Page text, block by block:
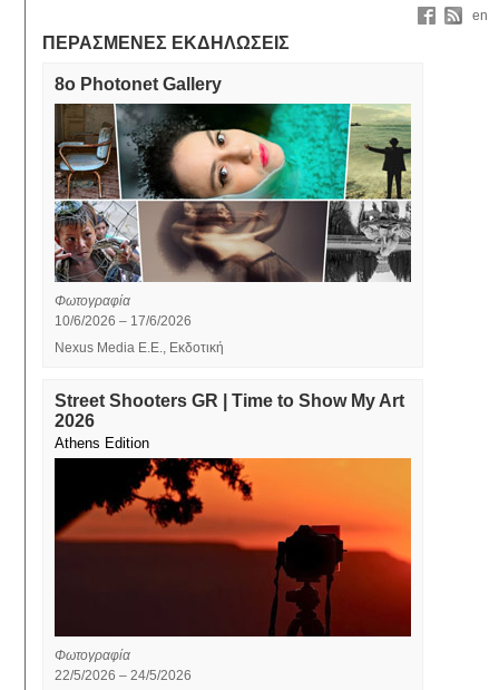
en
ΠΕΡΑΣΜΕΝΕΣ ΕΚΔΗΛΩΣΕΙΣ
8ο Photonet Gallery
Φωτογραφία
10/6/2026 – 17/6/2026
Nexus Media E.Ε., Εκδοτική
Street Shooters GR | Time to Show My Art
2026
Athens Edition
Φωτογραφία
22/5/2026 – 24/5/2026